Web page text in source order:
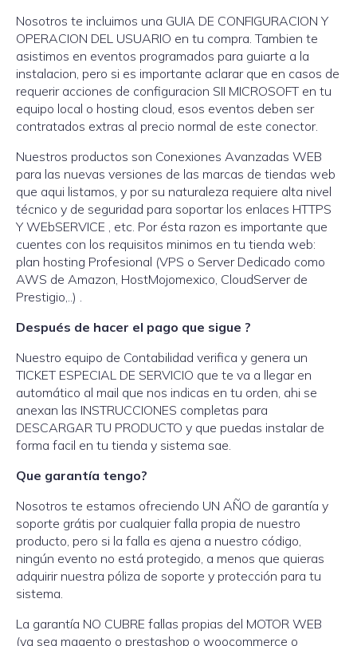
Nosotros te incluimos una GUIA DE CONFIGURACION Y
OPERACION DEL USUARIO en tu compra. Tambien te
asistimos en eventos programados para guiarte a la
instalacion, pero si es importante aclarar que en casos de
requerir acciones de configuracion SII MICROSOFT en tu
equipo local o hosting cloud, esos eventos deben ser
contratados extras al precio normal de este conector.
Nuestros productos son Conexiones Avanzadas WEB
para las nuevas versiones de las marcas de tiendas web
que aqui listamos, y por su naturaleza requiere alta nivel
técnico y de seguridad para soportar los enlaces HTTPS
Y WEbSERVICE , etc. Por ésta razon es importante que
cuentes con los requisitos minimos en tu tienda web:
plan hosting Profesional (VPS o Server Dedicado como
AWS de Amazon, HostMojomexico, CloudServer de
Prestigio,..) .
Después de hacer el pago que sigue ?
Nuestro equipo de Contabilidad verifica y genera un
TICKET ESPECIAL DE SERVICIO que te va a llegar en
automático al mail que nos indicas en tu orden, ahi se
anexan las INSTRUCCIONES completas para
DESCARGAR TU PRODUCTO y que puedas instalar de
forma facil en tu tienda y sistema sae.
Que garantía tengo?
Nosotros te estamos ofreciendo UN AÑO de garantía y
soporte grátis por cualquier falla propia de nuestro
producto, pero si la falla es ajena a nuestro código,
ningún evento no está protegido, a menos que quieras
adquirir nuestra póliza de soporte y protección para tu
sistema.
La garantía NO CUBRE fallas propias del MOTOR WEB
(ya sea magento o prestashop o woocommerce o